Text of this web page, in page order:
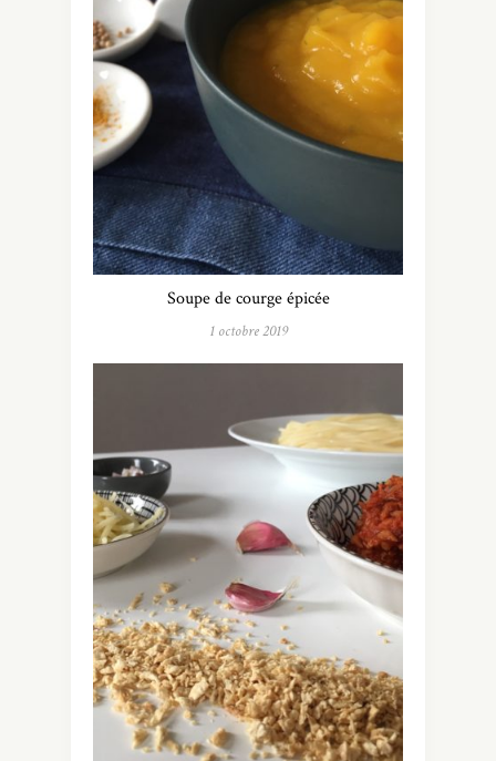
Soupe de courge épicée
1 octobre 2019